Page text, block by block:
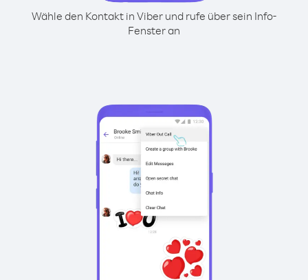
Wähle den Kontakt in Viber und rufe über sein Info-
Fenster an